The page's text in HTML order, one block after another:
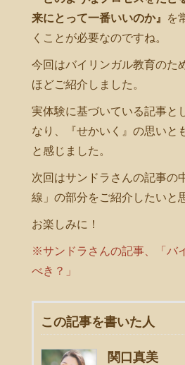
来にとって一番いいのか』
を
くことが必要なのですね。
今回はバイリンガル教育のた
ほどご紹介しました。
実体験に基づいている記事と
なり、『せかいく』の思いと
と感じました。
次回はサンドラさんの記事の
線」の部分をご紹介したいと
お楽しみに！
※サンドラさんの記事、「バ
べき？」
この記事を書いた人
関口真美